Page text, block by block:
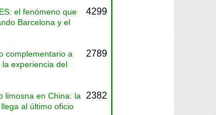
el fenómeno que
Barcelona y el
4299
complementario a
experiencia del
2789
limosna en China: la
al último oficio
2382